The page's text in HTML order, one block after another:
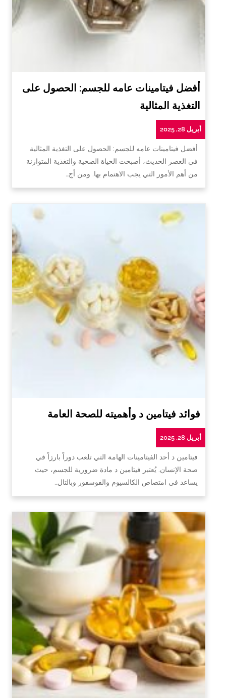
أفضل فيتامينات عامه للجسم: الحصول على
التغذية المثالية
أبريل 28, 2025
أفضل فيتامينات عامه للجسم: الحصول على التغذية المثالية
في العصر الحديث، أصبحت الحياة الصحية والتغذية المتوازنة
من أهم الأمور التي يجب الاهتمام بها. ومن أج…
فوائد فيتامين د وأهميته للصحة العامة
أبريل 28, 2025
فيتامين د أحد الفيتامينات الهامة التي تلعب دوراً بارزاً في
صحة الإنسان. يُعتبر فيتامين د مادة ضرورية للجسم، حيث
يساعد في امتصاص الكالسيوم والفوسفور وبالتال…